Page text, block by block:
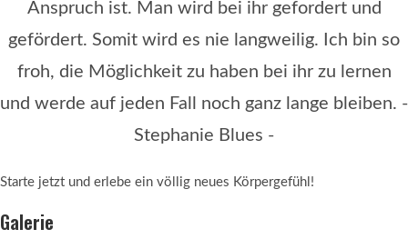
Anspruch ist. Man wird bei ihr gefordert und
gefördert. Somit wird es nie langweilig. Ich bin so
froh, die Möglichkeit zu haben bei ihr zu lernen
und werde auf jeden Fall noch ganz lange bleiben. -
Stephanie Blues -
Starte jetzt und erlebe ein völlig neues Körpergefühl!
Galerie